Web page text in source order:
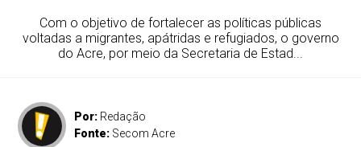
Com o objetivo de fortalecer as políticas públicas
voltadas a migrantes, apátridas e refugiados, o governo
do Acre, por meio da Secretaria de Estad...
Por: Redação
Fonte: Secom Acre